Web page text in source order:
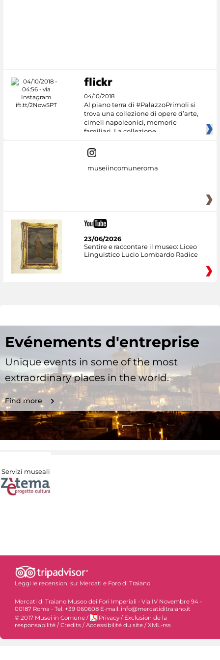
04/10/2018
Al piano terra di #PalazzoPrimoli si
trova una collezione di opere d’arte,
cimeli napoleonici, memorie
familiari. La collezione
museiincomuneroma
23/06/2026
Sentire e raccontare il museo: Liceo
Linguistico Lucio Lombardo Radice
Evénements d'entreprise
Unique events in some of the most
extraordinary places in the world.
Find more
Servizi museali
Leggi le recensioni su: Mercati e Foro di Traiano
Mercati di Traiano Museo dei Fori Imperiali - Via IV Novembre 94 -
00187 Roma - Tel. +39 060608 E-mail: info@mercatiditraiano.it
© 2017 Musei in Comune / Privacy / Exclusion de la
responsabilité / Credits / Accessibilité du site / XML-rss